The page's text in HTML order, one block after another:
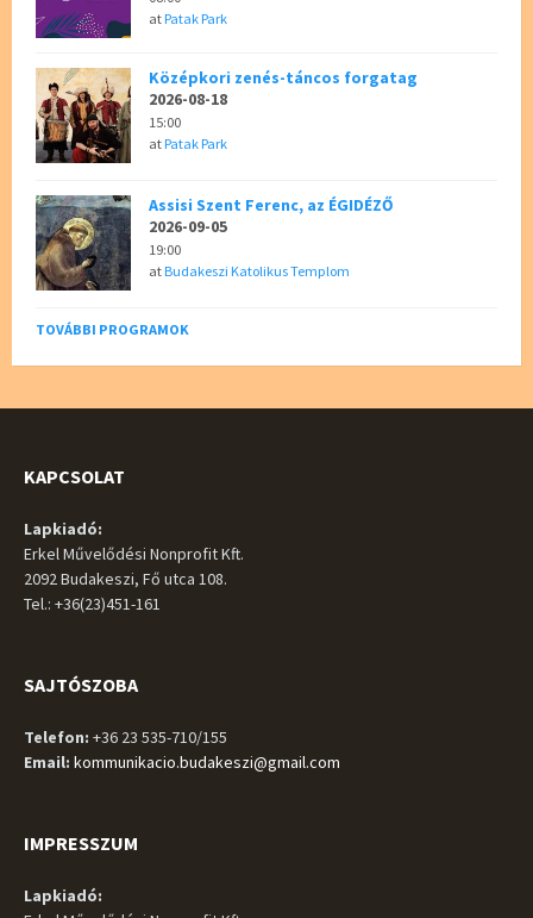
atPatak Park
Középkori zenés-táncos forgatag
2026-08-18
15:00
atPatak Park
Assisi Szent Ferenc, az ÉGIDÉZŐ
2026-09-05
19:00
atBudakeszi Katolikus Templom
TOVÁBBI PROGRAMOK
KAPCSOLAT
Lapkiadó:
Erkel Művelődési Nonprofit Kft.
2092 Budakeszi, Fő utca 108.
Tel.: +36(23)451-161
SAJTÓSZOBA
Telefon: +36 23 535-710/155
Email: kommunikacio.budakeszi@gmail.com
IMPRESSZUM
Lapkiadó: